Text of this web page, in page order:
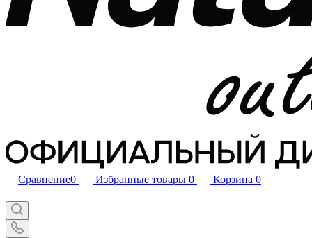
Сравнение0 Избранные товары 0 Корзина 0